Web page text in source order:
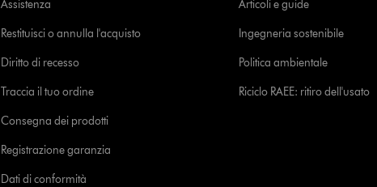
Assistenza
Restituisci o annulla l'acquisto
Diritto di recesso
Traccia il tuo ordine
Consegna dei prodotti
Registrazione garanzia
Dati di conformità
Articoli e guide
Ingegneria sostenibile
Politica ambientale
Riciclo RAEE: ritiro dell'usato